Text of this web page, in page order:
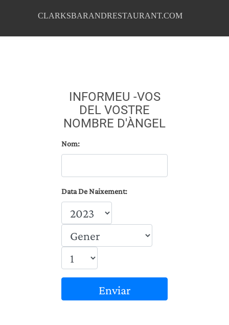
CLARKSBARANDRESTAURANT.COM
INFORMEU -VOS
DEL VOSTRE
NOMBRE D'ÀNGEL
Nom:
Data De Naixement:
Enviar